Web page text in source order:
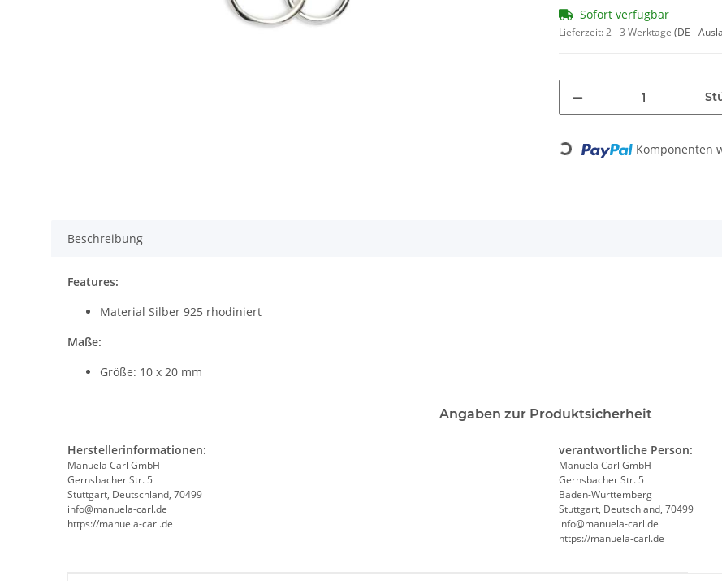
Sofort verfügbar
Lieferzeit:2 - 3 Werktage (DE -
Loading... Komponenten
Beschreibung
Features:
Material Silber 925 rhodiniert
Maße:
Größe: 10 x 20 mm
Angaben zur Produktsicherheit
Herstellerinformationen:
Manuela Carl GmbH
Gernsbacher Str. 5
Stuttgart, Deutschland, 70499
info@manuela-carl.de
https://manuela-carl.de
verantwortliche Person:
Manuela Carl GmbH
Gernsbacher Str. 5
Baden-Württemberg
Stuttgart, Deutschland, 70499
info@manuela-carl.de
https://manuela-carl.de